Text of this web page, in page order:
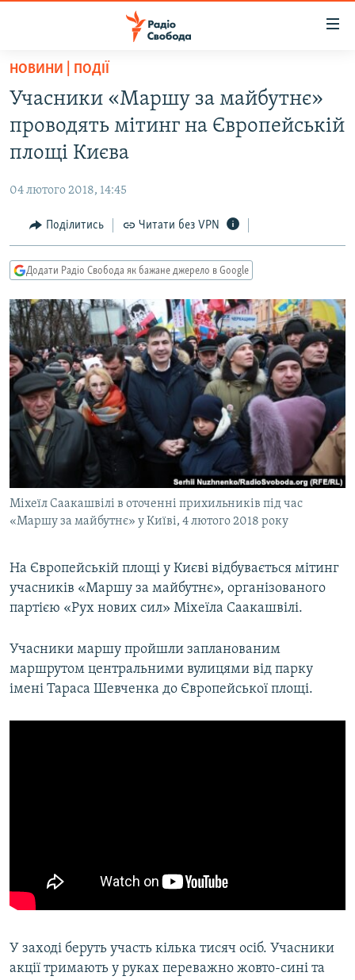
Перейти
основного
матеріалу
Перейти
до
основної
Перейти
до
пошуку
СТАТТІ
СУСПІЛЬСТВО
УКРАЇНА
СВІТ
РОСІЙСЬКА «ФІЛЬТРАЦІЯ»
ДОНБАС.РЕАЛІЇ
ТИ ЯК?
СХЕМИ
КИТАЙ.ВИКЛИКИ
МУЛЬТИМЕДІА
ФОТО
СПЕЦПРОЄКТИ
ПОДКАСТИ
КРИМ РЕАЛІЇ
РУС
КТАТ
ДОЛУЧАЙСЯ!
НОВИНИ | ПОДІЇ
Учасники «Маршу за майбутнє»
проводять мітинг на Європейській
площі Києва
04 лютого 2018, 14:45
Поділитись Читати без VPN
Додати Радіо Свобода як бажане джерело в Google
Міхеїл Саакашвілі в оточенні прихильників під час
«Маршу за майбутнє» у Київі, 4 лютого 2018 року
На Європейській площі у Києві відбувається мітинг
учасників «Маршу за майбутнє», організованого
партією «Рух нових сил» Міхеїла Саакашвілі.
Учасники маршу пройшли запланованим
маршрутом центральними вулицями від парку
імені Тараса Шевченка до Європейської площі.
У заході беруть участь кілька тисяч осіб. Учасники
акції тримають у руках переважно жовто-сині та